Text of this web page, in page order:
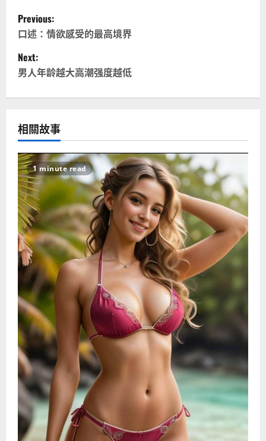
P
o
s
a
v
i
g
a
t
i
o
n
Previous:
口述：情欲感受的最高境界
Next:
男人年龄越大高潮强度越低
相關故事
1 minute read